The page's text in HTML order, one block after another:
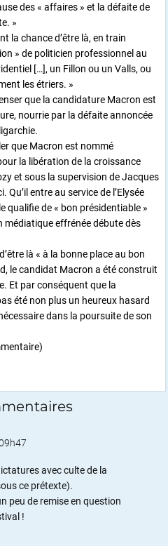
des « affaires » et la défaite de
»
la chance d’être là, en train
» de politicien professionnel au
[…], un Fillon ou un Valls, ou
les étriers. »
que la candidature Macron est
nourrie par la défaite annoncée
que Macron est nommé
la libération de la croissance
et sous la supervision de Jacques
Qu’il entre au service de l’Elysée
qualifie de « bon présidentiable »
médiatique effrénée débute dès
là « à la bonne place au bon
le candidat Macron a été construit
Et par conséquent que la
été non plus un heureux hasard
dans la poursuite de son
avec culte de la
ce prétexte).
peu de remise en question
!